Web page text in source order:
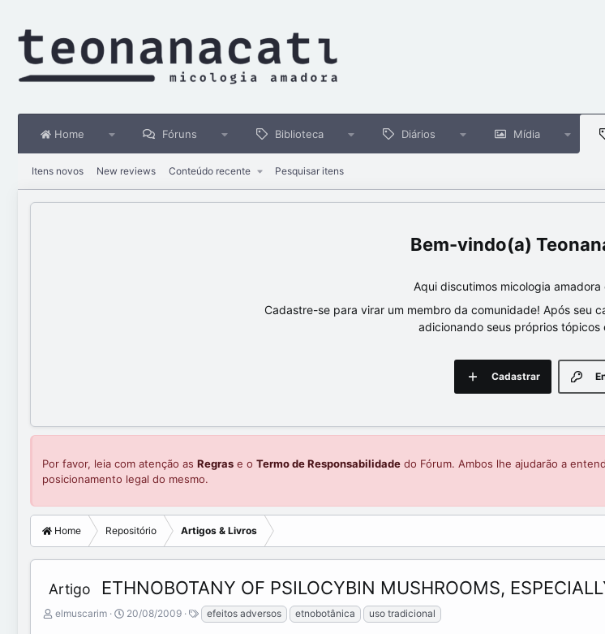
Home Fóruns Biblioteca Diários Mídia
Itens novos New reviews Conteúdo recente Pesquisar itens
Aqui discutimos micologia amadora
Cadastre-se para virar um membro da comunidade! Após seu
adicionando seus próprios tópicos
Cadastrar
Por favor, leia com atenção as Regras e o Termo de Responsabilidade do Fórum. Ambos lhe ajudarão a
posicionamento legal do mesmo.
Home Repositório Artigos & Livros
Artigo ETHNOBOTANY OF PSILOCYBIN MUSHROOMS,
A
elmuscarim
C
20/08/2009
T
a
efeitos adversos etnobotânica uso tradicional